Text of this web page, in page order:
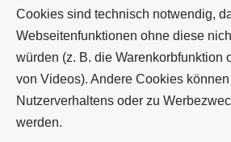
Cookies sind technisch notwendig,
Webseitenfunktionen ohne diese
würden (z. B. die Warenkorbfunktion
von Videos). Andere Cookies
Nutzerverhaltens oder zu
werden.